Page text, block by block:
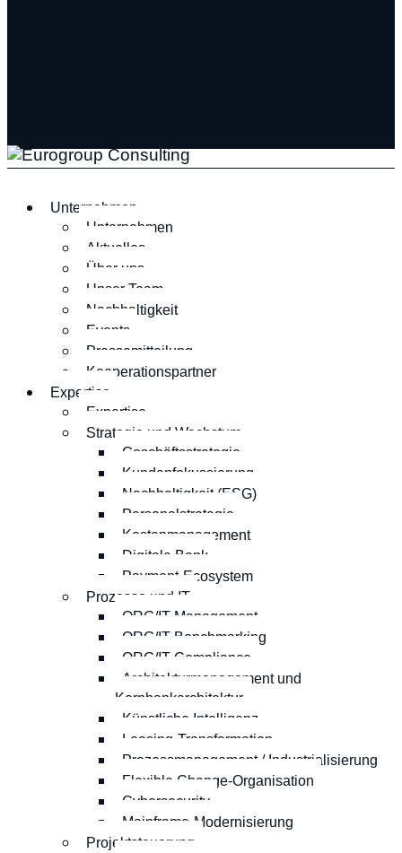
Unternehmen
Unternehmen
Aktuelles
Über uns
Unser Team
Nachhaltigkeit
Events
Pressemitteilung
Kooperationspartner
Expertise
Expertise
Strategie und Wachstum
Geschäftsstrategie
Kundenfokussierung
Nachhaltigkeit (ESG)
Personalstrategie
Kostenmanagement
Digitale Bank
Payment-Ecosystem
Prozesse und IT
ORG/IT-Management
ORG/IT-Benchmarking
ORG/IT-Compliance
Architekturmanagement und
Kernbankarchitektur
Künstliche Intelligenz
Leasing-Transformation
Prozessmanagement / Industrialisierung
Flexible Change-Organisation
Cybersecurity
Mainframe-Modernisierung
Projektsteuerung